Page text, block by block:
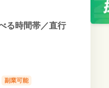
る時間帯／直行
副業可能